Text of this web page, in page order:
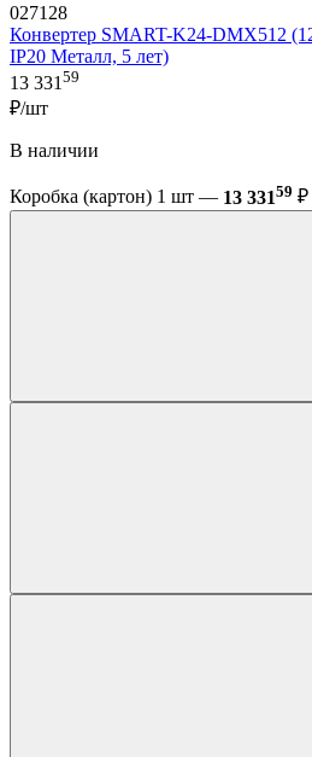
027128
Конвертер SMART-K24-DMX512
IP20 Металл, 5 лет)
13 331 59
₽/шт
В наличии
Коробка (картон) 1 шт — 13 33159 ₽